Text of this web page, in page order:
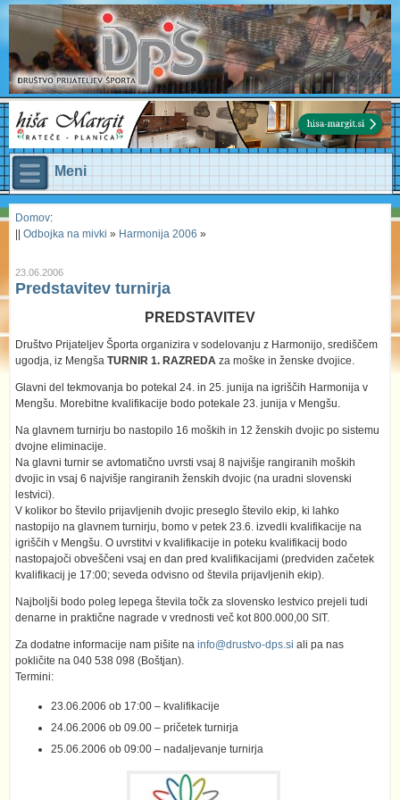
Meni
Domov:
Odbojka na mivki » Harmonija 2006 »
23.06.2006
Predstavitev turnirja
PREDSTAVITEV
Društvo Prijateljev Športa organizira v sodelovanju z Harmonijo, središčem
ugodja, iz Mengša TURNIR 1. RAZREDA za moške in ženske dvojice.
Glavni del tekmovanja bo potekal 24. in 25. junija na igriščih Harmonija v
Mengšu. Morebitne kvalifikacije bodo potekale 23. junija v Mengšu.
Na glavnem turnirju bo nastopilo 16 moških in 12 ženskih dvojic po sistemu
dvojne eliminacije.
Na glavni turnir se avtomatično uvrsti vsaj 8 najvišje rangiranih moških
dvojic in vsaj 6 najvišje rangiranih ženskih dvojic (na uradni slovenski
lestvici).
V kolikor bo število prijavljenih dvojic preseglo število ekip, ki lahko
nastopijo na glavnem turnirju, bomo v petek 23.6. izvedli kvalifikacije na
igriščih v Mengšu. O uvrstitvi v kvalifikacije in poteku kvalifikacij bodo
nastopajoči obveščeni vsaj en dan pred kvalifikacijami (predviden začetek
kvalifikacij je 17:00; seveda odvisno od števila prijavljenih ekip).
Najboljši bodo poleg lepega števila točk za slovensko lestvico prejeli tudi
denarne in praktične nagrade v vrednosti več kot 800.000,00 SIT.
Za dodatne informacije nam pišite na info@drustvo-dps.si ali pa nas
pokličite na 040 538 098 (Boštjan).
Termini:
23.06.2006 ob 17:00 – kvalifikacije
24.06.2006 ob 09.00 – pričetek turnirja
25.06.2006 ob 09:00 – nadaljevanje turnirja